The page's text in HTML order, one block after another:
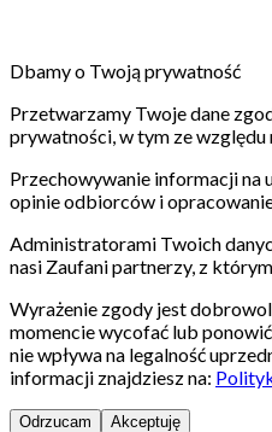
Dbamy o Twoją prywatność
Przetwarzamy Twoje dane
prywatności, w tym ze
Przechowywanie informacji na
opinie odbiorców i
Administratorami Twoich
nasi Zaufani partnerzy, z
Wyrażenie zgody jest
momencie wycofać lub
nie wpływa na legalność
informacji znajdziesz na:
Odrzucam Akceptuję